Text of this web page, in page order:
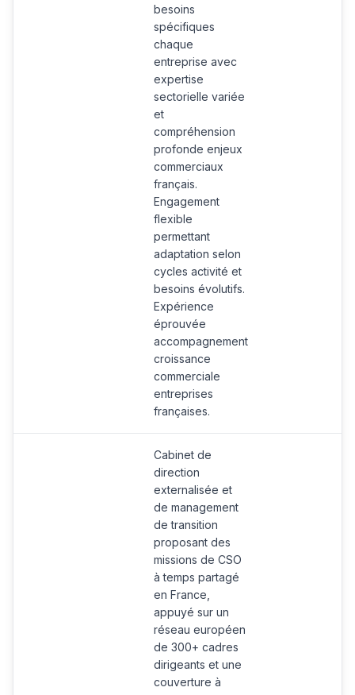
besoins
spécifiques
chaque
entreprise avec
expertise
sectorielle variée
et
compréhension
profonde enjeux
commerciaux
français.
Engagement
flexible
permettant
adaptation selon
cycles activité et
besoins évolutifs.
Expérience
éprouvée
accompagnement
croissance
commerciale
entreprises
françaises.
Cabinet de
direction
externalisée et
de management
de transition
proposant des
missions de CSO
à temps partagé
en France,
appuyé sur un
réseau européen
de 300+ cadres
dirigeants et une
couverture à